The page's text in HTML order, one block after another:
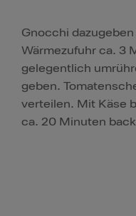
Gnocchi
Wärmezufuhr ca. 3
gelegentlich
geben.
verteilen. Mit Käse
ca. 20 Minuten